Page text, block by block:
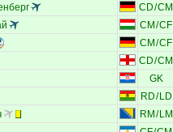
CD/CM
CM /CF
CM /CF
CD/CM
GK
RD/LD
RM /LM